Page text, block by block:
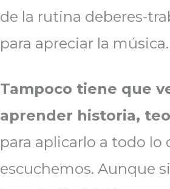
de la rutina deberes-
para apreciar la música.
Tampoco tiene que
aprender historia,
para aplicarlo a todo lo
escuchemos. Aunque